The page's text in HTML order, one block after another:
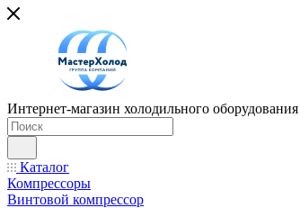
Интернет-магазин холодильного оборудования
Каталог
Компрессоры
Винтовой компрессор